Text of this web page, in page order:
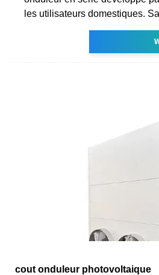
les utilisateurs domestiques. Sa
cout onduleur photovoltaique